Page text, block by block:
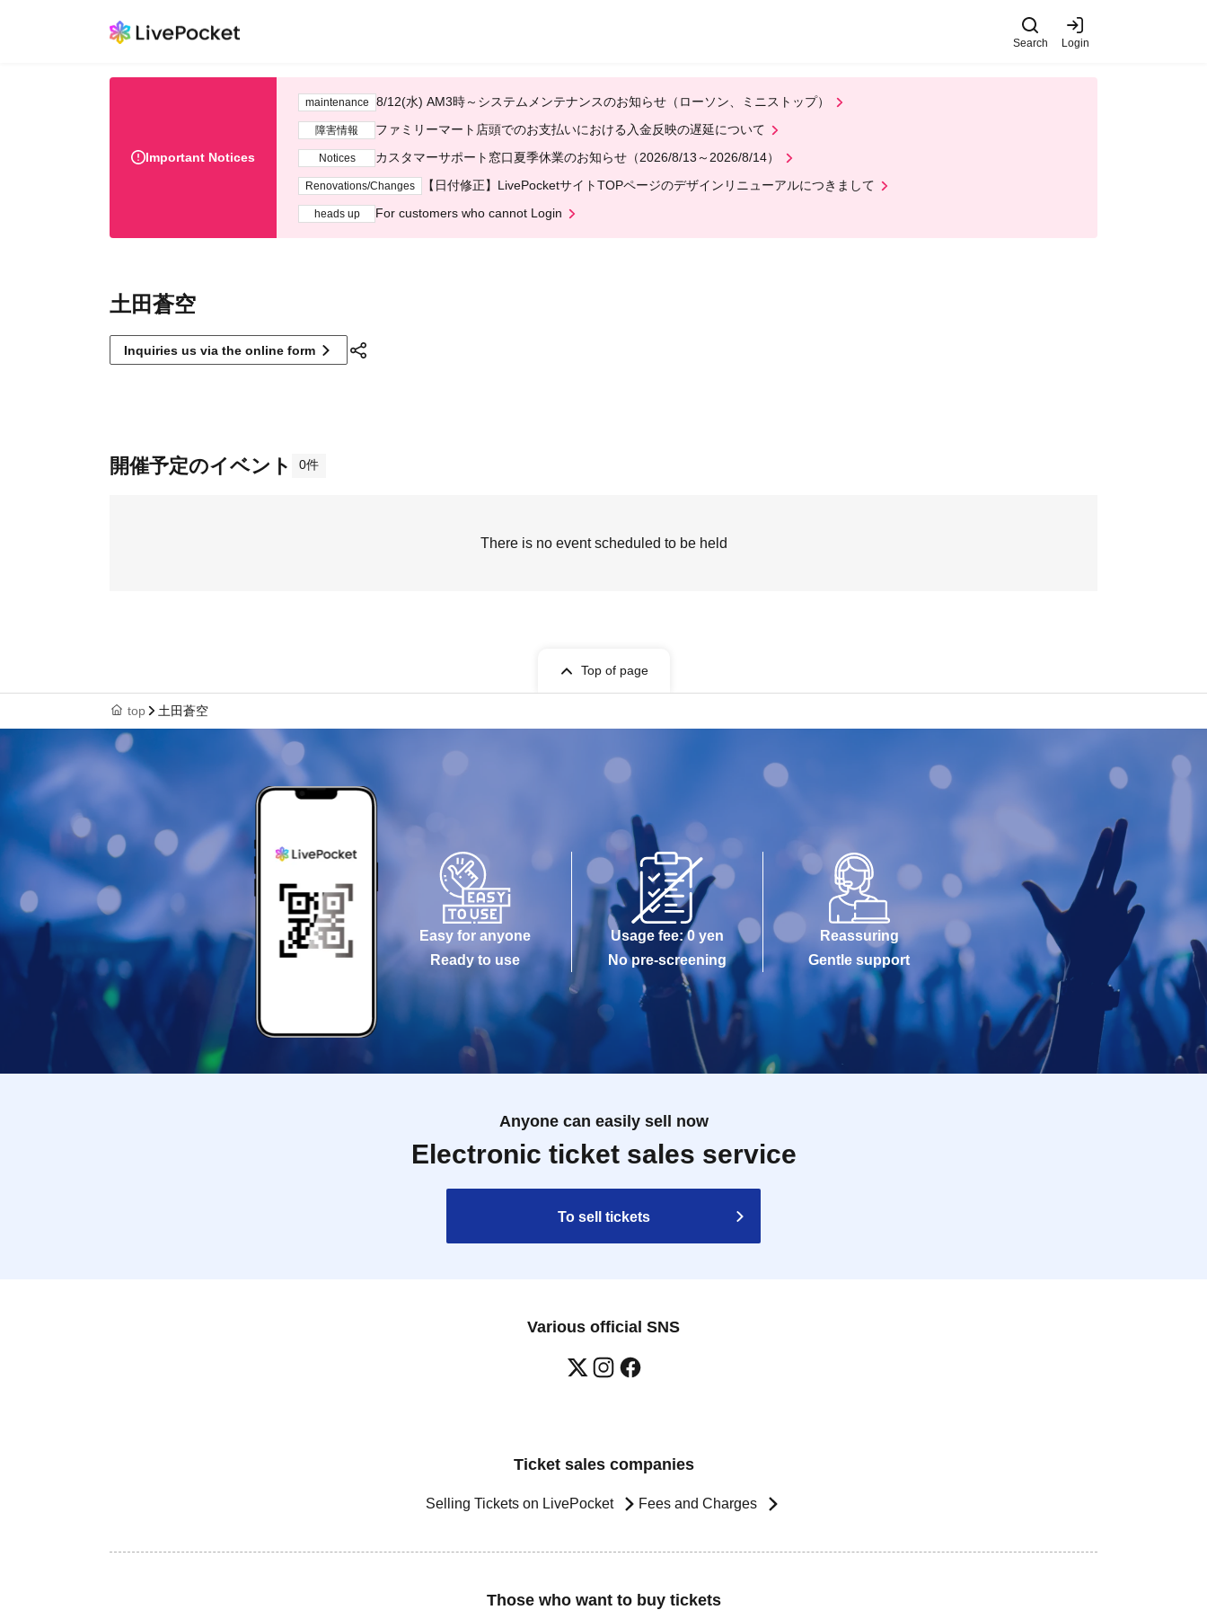
Search Login
Important Notices
maintenance 8/12(水) AM3時～システムメンテナンスのお知らせ（ローソン、ミニストップ）
障害情報 ファミリーマート店頭でのお支払いにおける入金反映の遅延について
Notices カスタマーサポート窓口夏季休業のお知らせ（2026/8/13～2026/8/14）
Renovations/Changes 【日付修正】LivePocketサイトTOPページのデザインリニューアルにつきまして
heads up For customers who cannot Login
土田蒼空
Inquiries us via the online form
開催予定のイベント 0件
There is no event scheduled to be held
Top of page
top 土田蒼空
Easy for anyone
Ready to use
Usage fee: 0 yen
No pre-screening
Reassuring
Gentle support
Anyone can easily sell now
Electronic ticket sales service
To sell tickets
Various official SNS
Ticket sales companies
Selling Tickets on LivePocket Fees and Charges
Those who want to buy tickets